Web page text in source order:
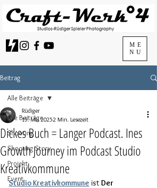
ME
NU
Beitrag
Alle Beiträge
Shooting
Shooting Story
Projekt
Event
Alle Beiträge
Dickes Buch = Langer Podcast. Ines
Growth Journey im Podcast Studio
Kreativkommune
Rüdiger
15. Mai 20252 Min. Lesezeit
Studio Kreativkommune ist Der